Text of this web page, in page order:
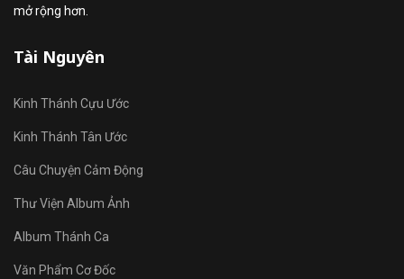
mở rộng hơn.
Tài Nguyên
Kinh Thánh Cựu Ước
Kinh Thánh Tân Ước
Câu Chuyện Cảm Động
Thư Viện Album Ảnh
Album Thánh Ca
Văn Phẩm Cơ Đốc